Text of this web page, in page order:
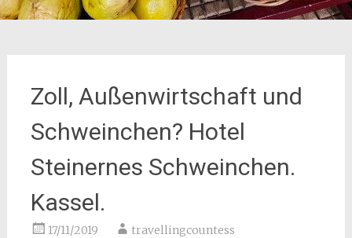
Zoll, Außenwirtschaft und
Schweinchen? Hotel
Steinernes Schweinchen.
Kassel.
17/11/2019 travellingcountess